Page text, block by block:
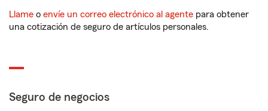
Llame o envíe un correo electrónico al agente para obtener
una cotización de seguro de artículos personales.
Seguro de negocios